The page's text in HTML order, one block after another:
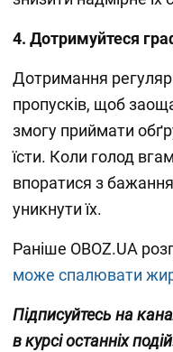
4. Дотримуйтеся
Дотримання
пропусків, щоб
змогу приймати
їсти. Коли голод
впоратися з
уникнути їх.
Раніше OBOZ.UA
може спалювати
Підписуйтесь на
в курсі останніх